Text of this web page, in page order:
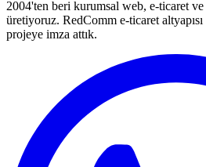
2004'ten beri kurumsal web, e-ticaret ve
üretiyoruz. RedComm e-ticaret
projeye imza attık.